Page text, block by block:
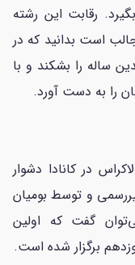
رقابت این رشته
جالب است بدانید که در
ساله را بشکند و با
در کانادا دشوار
و توسط بومیان
گفت که اولین
برگزار شده است.